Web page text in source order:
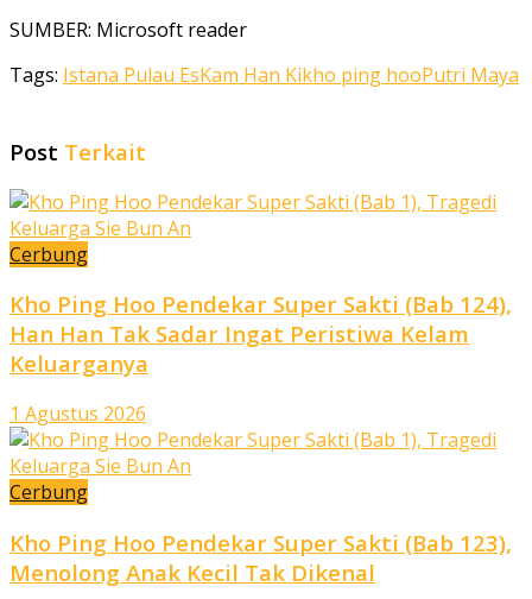
SUMBER: Microsoft reader
Tags: Istana Pulau EsKam Han Kikho ping hooPutri Maya
Post Terkait
Cerbung
Kho Ping Hoo Pendekar Super Sakti (Bab 124),
Han Han Tak Sadar Ingat Peristiwa Kelam
Keluarganya
1 Agustus 2026
Cerbung
Kho Ping Hoo Pendekar Super Sakti (Bab 123),
Menolong Anak Kecil Tak Dikenal